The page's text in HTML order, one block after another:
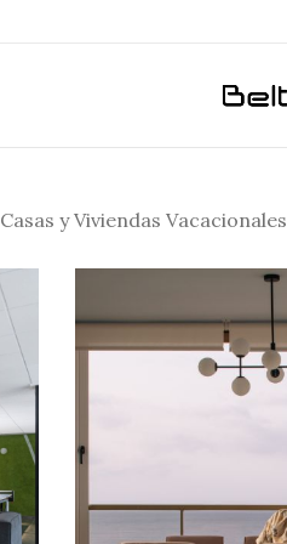
Casas y Viviendas Vacacionales